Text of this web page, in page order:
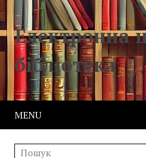
Електронна
бібліотека
MENU